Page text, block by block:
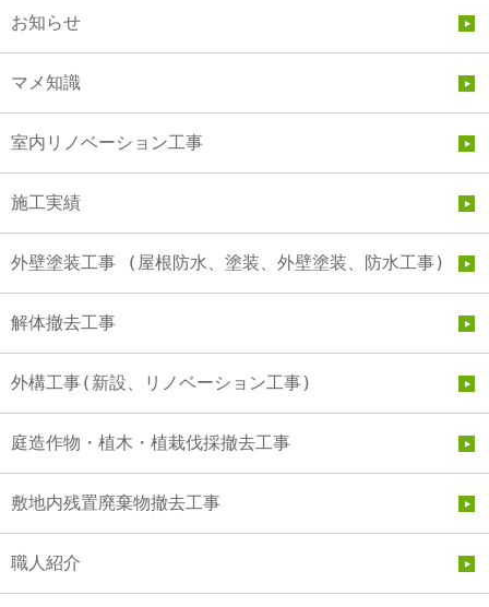
お知らせ
マメ知識
室内リノベーション工事
施工実績
外壁塗装工事 (屋根防水、塗装、外壁塗装、防水工事)
解体撤去工事
外構工事(新設、リノベーション工事)
庭造作物・植木・植栽伐採撤去工事
敷地内残置廃棄物撤去工事
職人紹介